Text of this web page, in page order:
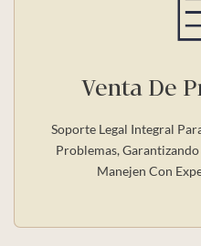
Venta De
Soporte Legal Integral
Problemas, Garantizando
Manejen Con